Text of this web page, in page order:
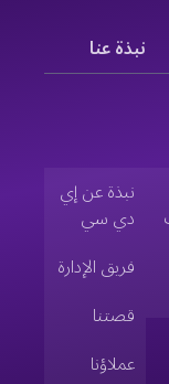
نبذة عنا
نبذة عن إي
دي سي
فريق الإدارة
قصتنا
عملاؤنا